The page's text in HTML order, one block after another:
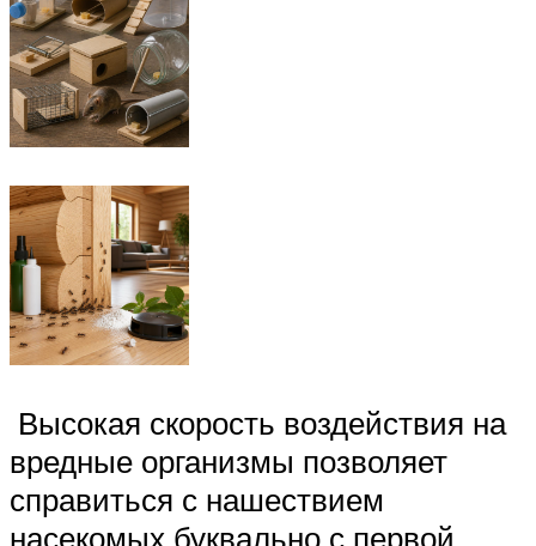
Высокая скорость воздействия на
вредные организмы позволяет
справиться с нашествием
насекомых буквально с первой